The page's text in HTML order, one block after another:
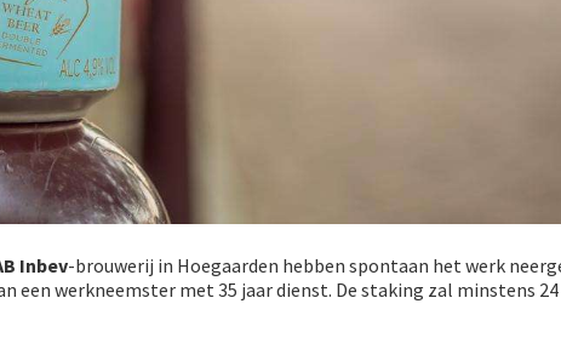
Inbev-brouwerij in Hoegaarden hebben spontaan het werk
een werkneemster met 35 jaar dienst. De staking zal minstens